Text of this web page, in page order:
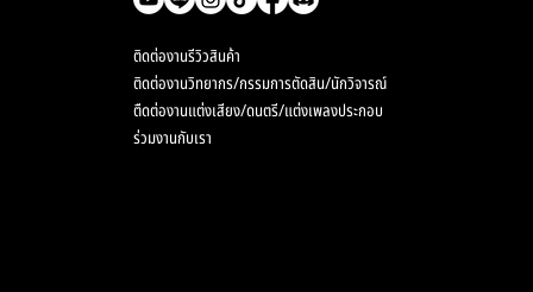
ติดต่องานรีวิวสินค้า
ติดต่องานวิทยากร/กรรมการตัดสิน/นักวิจารณ์
ตืดต่องานแต่งเสียง/ดนตรี/แต่งเพลงประกอบ
ร่วมงานกับเรา